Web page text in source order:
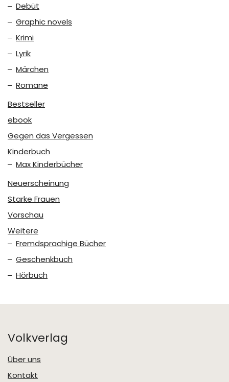
Debüt
Graphic novels
Krimi
Lyrik
Märchen
Romane
Bestseller
ebook
Gegen das Vergessen
Kinderbuch
Max Kinderbücher
Neuerscheinung
Starke Frauen
Vorschau
Weitere
Fremdsprachige Bücher
Geschenkbuch
Hörbuch
Volkverlag
Über uns
Kontakt